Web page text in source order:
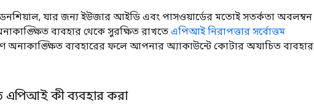
যার জন্য ইউজার আইডি এবং পাসওয়ার্ডের মতোই সতর্কতা অবলম্বন
ব্যবহার থেকে সুরক্ষিত রাখতে এপিআই নিরাপত্তার সর্বোত্তম
অনাকাঙ্ক্ষিত ব্যবহারের ফলে আপনার অ্যাকাউন্টে কোটার অযাচিত ব্যবহার
এপিআই কী ব্যবহার করা